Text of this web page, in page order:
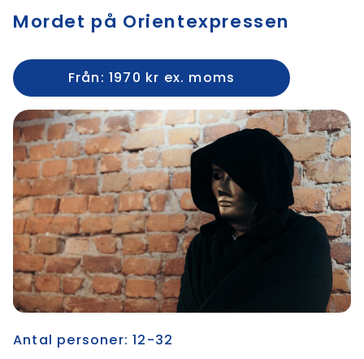
Mordet på Orientexpressen
Från: 1970 kr ex. moms
Antal personer: 12-32